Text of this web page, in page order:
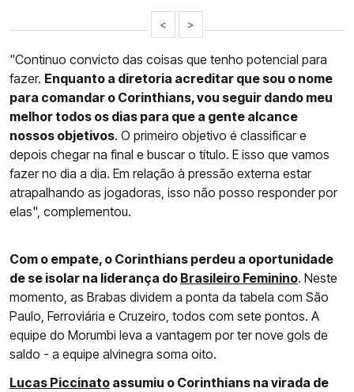
< >
"Continuo convicto das coisas que tenho potencial para
fazer. Enquanto a diretoria acreditar que sou o nome
para comandar o Corinthians, vou seguir dando meu
melhor todos os dias para que a gente alcance
nossos objetivos. O primeiro objetivo é classificar e
depois chegar na final e buscar o título. E isso que vamos
fazer no dia a dia. Em relação à pressão externa estar
atrapalhando as jogadoras, isso não posso responder por
elas", complementou.
Com o empate, o Corinthians perdeu a oportunidade
de se isolar na liderança do Brasileiro Feminino. Neste
momento, as Brabas dividem a ponta da tabela com São
Paulo, Ferroviária e Cruzeiro, todos com sete pontos. A
equipe do Morumbi leva a vantagem por ter nove gols de
saldo - a equipe alvinegra soma oito.
Lucas Piccinato assumiu o Corinthians na virada de